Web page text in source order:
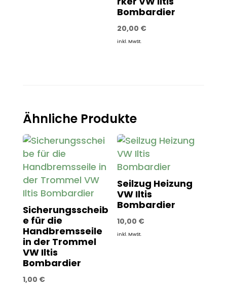
Bombardier
20,00 €
inkl. MwSt.
Ähnliche Produkte
Sicherungsscheib
e für die
Handbremsseile
in der Trommel
VW Iltis
Bombardier
1,00 €
Seilzug Heizung
VW Iltis
Bombardier
10,00 €
inkl. MwSt.